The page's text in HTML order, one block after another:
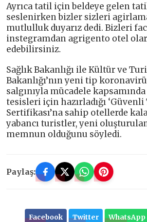
Ayrıca tatil için beldeye gelen
seslenirken bizler sizleri
mutlulluk duyarız dedi. Bizleri
instegramdan agrigento otel
edebilirsiniz.
Sağlık Bakanlığı ile Kültür ve
Bakanlığı’nın yeni tip
salgınıyla mücadele
tesisleri için hazırladığı
Sertifikası’na sahip otellerde
yabancı turistler, yeni
memnun olduğunu söyledi.
Paylaş:
Facebook Twitter WhatsApp